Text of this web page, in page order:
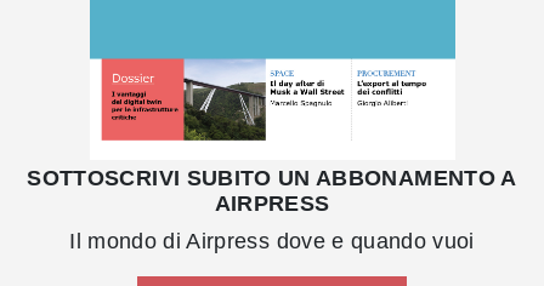
SOTTOSCRIVI SUBITO UN ABBONAMENTO A
AIRPRESS
Il mondo di Airpress dove e quando vuoi